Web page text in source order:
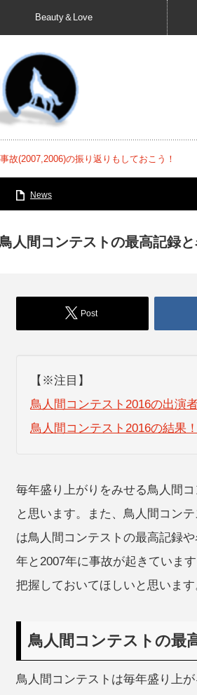
Beauty＆Love
故(2007,2006)の振り返りもしておこう！
News
鳥人間コンテストの最高記録
Post
【※注目】
鳥人間コンテスト2016の出演
鳥人間コンテスト2016の結果
毎年盛り上がりをみせる鳥人間
と思います。また、鳥人間コン
は鳥人間コンテストの最高記録
年と2007年に事故が起きていま
把握しておいてほしいと思います
鳥人間コンテストの最
鳥人間コンテストは毎年盛り上